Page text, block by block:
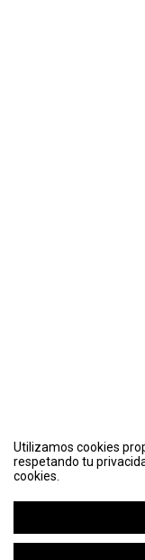
Utilizamos cookies
respetando tu
cookies.